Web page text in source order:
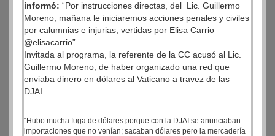
informó: “Por instrucciones directas, del Lic. Guillermo
Moreno, mañana le iniciaremos acciones penales y civiles
por calumnias e injurias, vertidas por Elisa Carrio
@elisacarrio”.
Invitada al programa, la referente de la CC acusó al Lic.
Guillermo Moreno, de haber organizado una red que
enviaba dinero en dólares al Vaticano a travez de las
DJAI.
“Hubo mucha fuga de dólares porque con la DJAI se anunciaban
importaciones que no venían; sacaban dólares pero la mercadería